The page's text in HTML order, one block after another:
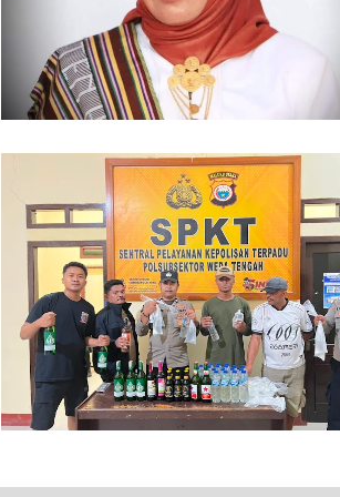
86 Kasus Kekerasan Perempuan dan
Terjadi di Halmahera Tengah
Botol Miras Ilegal di Lelilef Waibulen